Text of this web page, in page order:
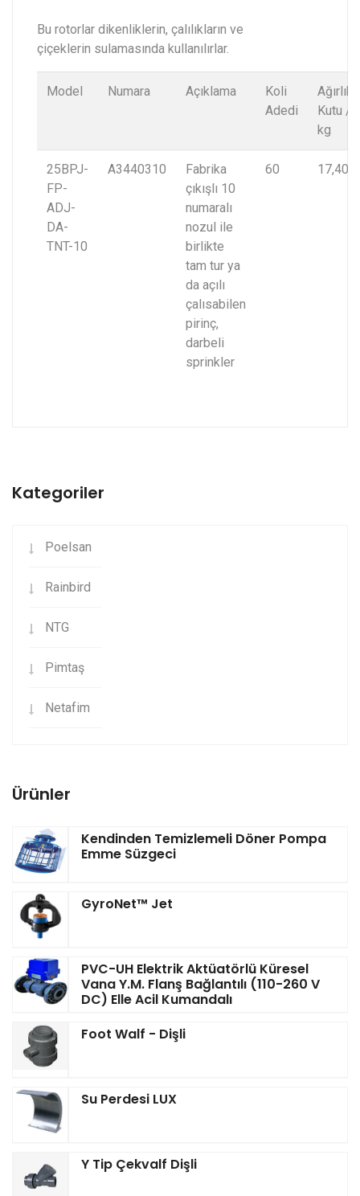
Bu rotorlar dikenliklerin, çalılıkların ve
çiçeklerin sulamasında kullanılırlar.
Model Numara Açıklama
Koli
Adedi
Ağırlık
Kutu /
kg
25BPJ-
FP-
ADJ-
DA-
TNT-10
A3440310
Fabrika
çıkışlı 10
numaralı
nozul ile
birlikte
tam tur ya
da açılı
çalısabilen
pirinç,
darbeli
sprinkler
60 17,40
Kategoriler
Poelsan
Rainbird
NTG
Pimtaş
Netafim
Ürünler
Kendinden Temizlemeli Döner Pompa
Emme Süzgeci
GyroNet™ Jet
PVC-UH Elektrik Aktüatörlü Küresel
Vana Y.M. Flanş Bağlantılı (110-260 V
DC) Elle Acil Kumandalı
Foot Walf - Dişli
Su Perdesi LUX
Y Tip Çekvalf Dişli